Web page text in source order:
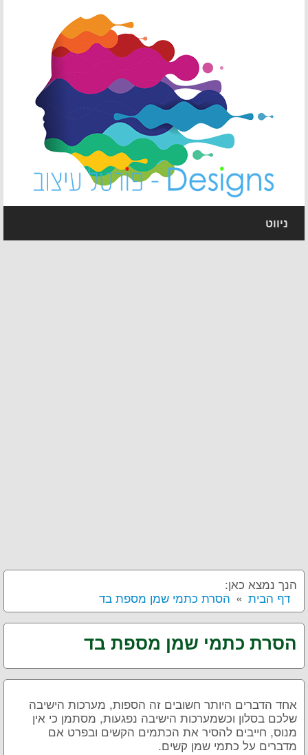
ניווט
הנך נמצא כאן:
דף הבית
הסרת כתמי שמן מספת בד
הסרת כתמי שמן מספת בד
אחד הדברים היותר חשובים זה הספות, מערכות הישיבה
שלכם בסלון וכשמערכות הישיבה נפגעות, מסתמן כי אין
מנוס, חייבים להסיר את הכתמים הקשים ובפרט אם
מדברים על כתמי שמן קשים.